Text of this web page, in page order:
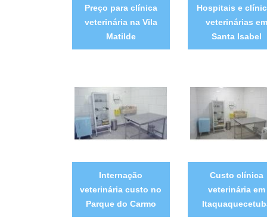
Preço para clínica
veterinária na Vila
Matilde
Hospitais e
veterinárias em
Santa Isabel
Internação
veterinária custo no
Parque do Carmo
Custo clínica
veterinária em